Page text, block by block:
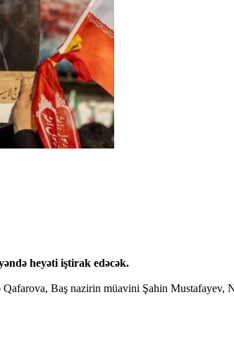
heyəti iştirak edəcək.
Baş nazirin müavini Şahin Mustafayev,